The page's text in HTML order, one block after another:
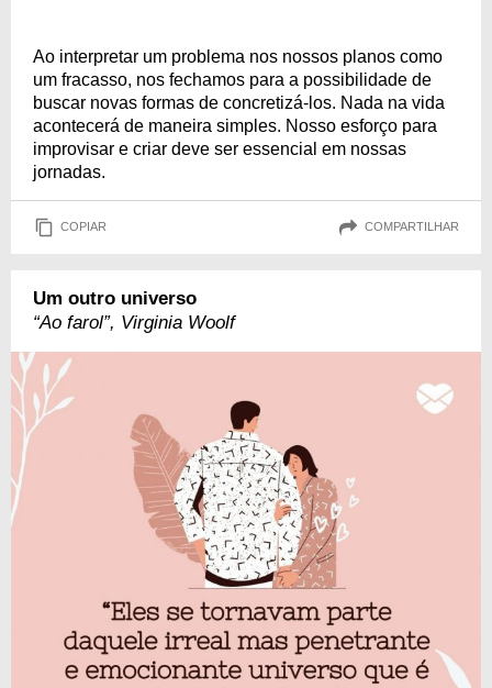
Ao interpretar um problema nos nossos planos como
um fracasso, nos fechamos para a possibilidade de
buscar novas formas de concretizá-los. Nada na vida
acontecerá de maneira simples. Nosso esforço para
improvisar e criar deve ser essencial em nossas
jornadas.
COPIAR COMPARTILHAR
Um outro universo
“Ao farol”, Virginia Woolf